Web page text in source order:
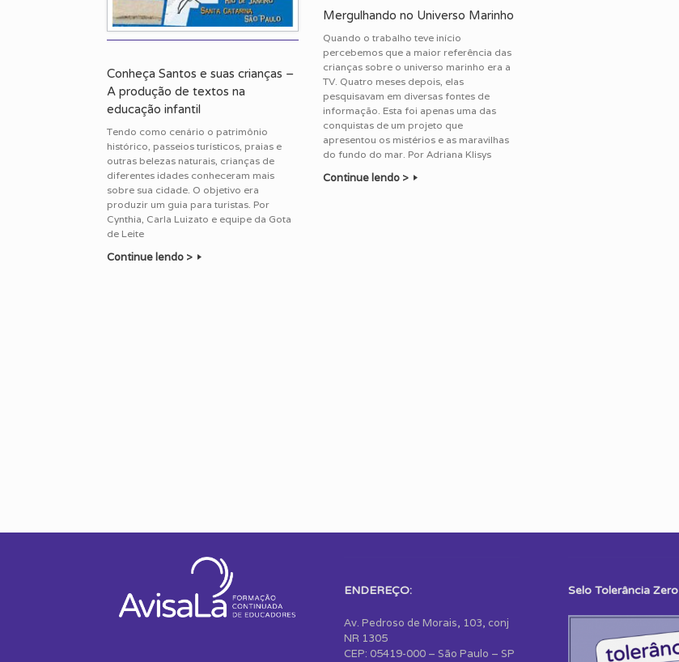
Conheça Santos e suas crianças –
A produção de textos na
educação infantil
Tendo como cenário o patrimônio
histórico, passeios turísticos, praias e
outras belezas naturais, crianças de
diferentes idades conheceram mais
sobre sua cidade. O objetivo era
produzir um guia para turistas. Por
Cynthia, Carla Luizato e equipe da Gota
de Leite
Continue lendo >
Mergulhando no Universo Marinho
Quando o trabalho teve início
percebemos que a maior referência das
crianças sobre o universo marinho era a
TV. Quatro meses depois, elas
pesquisavam em diversas fontes de
informação. Esta foi apenas uma das
conquistas de um projeto que
apresentou os mistérios e as maravilhas
do fundo do mar. Por Adriana Klisys
Continue lendo >
ENDEREÇO:
Av. Pedroso de Morais, 103, conj
NR 1305
CEP: 05419-000 – São Paulo – SP
Selo Tolerância Zero